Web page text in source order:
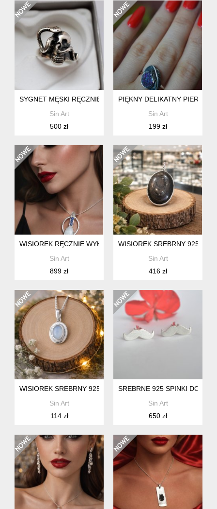
SYGNET MĘSKI RĘCZNIE WYKONANY UNIKALNY SREBRO
Sin Art
500 zł
PIĘKNY DELIKATNY
Sin Art
199 zł
WISIOREK RĘCZNIE WYKONANY ZE SREBRA 925 PIĘKNY
Sin Art
899 zł
WISIOREK SREBRNY 925 Z
Sin Art
416 zł
WISIOREK SREBRNY 925 Z OPALEM MLECZNYM
Sin Art
114 zł
SREBRNE 925 SPINKI DO
Sin Art
650 zł